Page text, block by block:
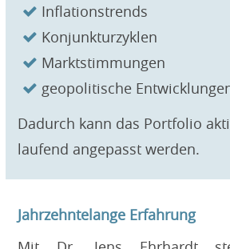
Inflationstrends
Konjunkturzyklen
Marktstimmungen
geopolitische
Dadurch kann das Portfolio
laufend angepasst werden.
Jahrzehntelange Erfahrung